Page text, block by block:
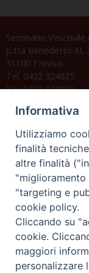
Seminario Vescovile
p.tta Benedetto XI,
31100 Treviso
Tel. 0422 324835
Fax 0422 324836
C.F. 94004060268
Orario di segreteria
Lunedì 17.30-19.30
Martedì 17.30-19.30
Mercoledì 17.30-
Giovedì 17.30-19.30
Venerdì chiuso
Sabato 9.30-11.30
Informativa
Utilizziamo
finalità
altre finalità
"miglioramento
"targeting e
cookie policy.
Cliccando su
cookie.
maggiori
personalizzare